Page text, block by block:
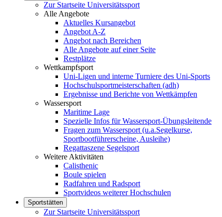
Zur Startseite Universitätssport
Alle Angebote
Aktuelles Kursangebot
Angebot A-Z
Angebot nach Bereichen
Alle Angebote auf einer Seite
Restplätze
Wettkampfsport
Uni-Ligen und interne Turniere des Uni-Sports
Hochschulsportmeisterschaften (adh)
Ergebnisse und Berichte von Wettkämpfen
Wassersport
Maritime Lage
Spezielle Infos für Wassersport-Übungsleitende
Fragen zum Wassersport (u.a.Segelkurse,
Sportbootführerscheine, Ausleihe)
Regattaszene Segelsport
Weitere Aktivitäten
Calisthenic
Boule spielen
Radfahren und Radsport
Sportvideos weiterer Hochschulen
Sportstätten
Zur Startseite Universitätssport